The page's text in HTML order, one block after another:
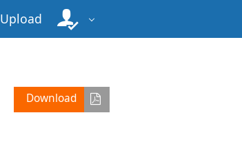
Upload
Download